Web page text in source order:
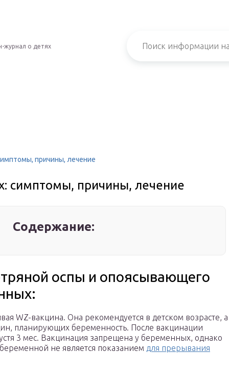
журнал о детях
причины, лечение
симптомы, причины, лечение
Содержание:
оспы и опоясывающего
WZ-вакцина. Она рекомендуется в детском возрасте, а
планирующих беременность. После вакцинации
3 мес. Вакцинация запрещена у беременных, однако
не является показанием для прерывания